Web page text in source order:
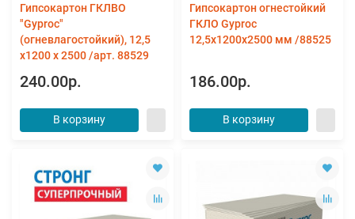
Гипсокартон ГКЛВО
"Gyproc"
(огневлагостойкий), 12,5
х1200 х 2500 /арт. 88529
240.00р.
В корзину
Гипсокартон огнестойкий
ГКЛО Gyproc
12,5х1200х2500 мм /88525
186.00р.
В корзину